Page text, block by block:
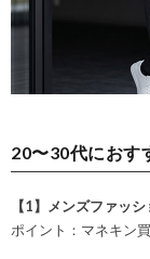
20〜30代におす
【1】メンズファッ
ポイント：マネキン